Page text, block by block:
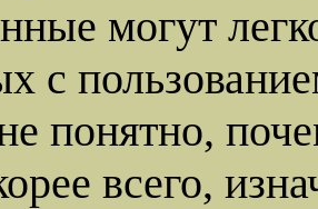
могут
с
понятно,
всего,